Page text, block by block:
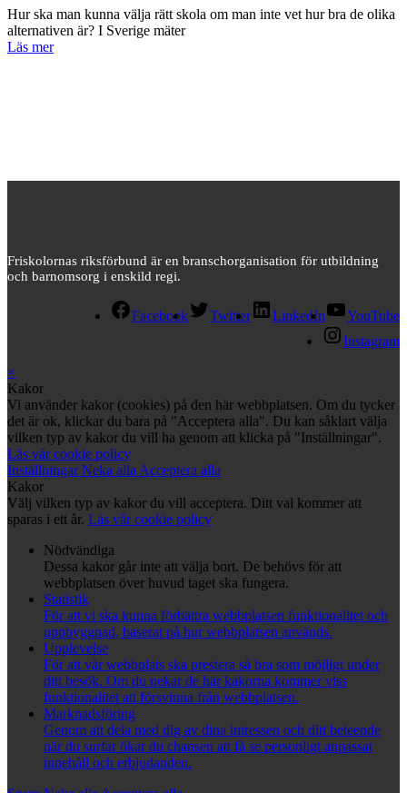
Hur ska man kunna välja rätt skola om man inte vet hur bra de olika
alternativen är? I Sverige mäter
Läs mer
Friskolornas riksförbund är en branschorganisation för utbildning
och barnomsorg i enskild regi.
Facebook Twitter LinkedIn
YouTube
Instagram
×
Kakor
Vi använder kakor (cookies) på den här webbplatsen. Om du tycker
det är ok, klickar du bara på "Acceptera alla". Du kan såklart välja
vilken typ av kakor du vill ha genom att klicka på "Inställningar".
Läs vår cookie policy
InställningarNeka allaAcceptera alla
Kakor
Välj vilken typ av kakor du vill acceptera. Ditt val kommer att
sparas i ett år. Läs vår cookie policy
Nödvändiga
Dessa kakor går inte att välja bort. De behövs för att
webbplatsen över huvud taget ska fungera.
Statistik
För att vi ska kunna förbättra webbplatsen funktionalitet och
uppbyggnad, baserat på hur webbplatsen används.
Upplevelse
För att vår webbplats ska prestera så bra som möjligt under
ditt besök. Om du nekar de här kakorna kommer viss
funktionalitet att försvinna från webbplatsen.
Marknadsföring
Genom att dela med dig av dina intressen och ditt beteende
när du surfar ökar du chansen att få se personligt anpassat
innehåll och erbjudanden.